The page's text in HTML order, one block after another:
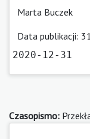
Marta Buczek
Data publikacji:
2020-12-31
Czasopismo: